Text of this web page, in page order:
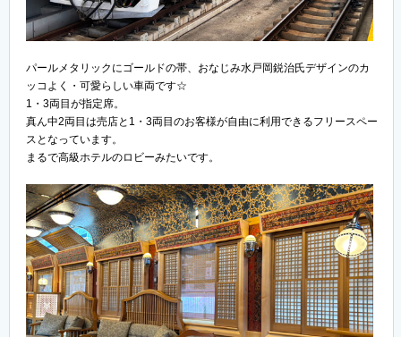
パールメタリックにゴールドの帯、おなじみ水戸岡鋭治氏デザインのカ
ッコよく・可愛らしい車両です☆
1・3両目が指定席。
真ん中2両目は売店と1・3両目のお客様が自由に利用できるフリースペー
スとなっています。
まるで高級ホテルのロビーみたいです。